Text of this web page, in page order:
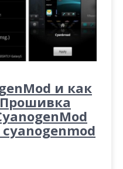
и как
Прошивка